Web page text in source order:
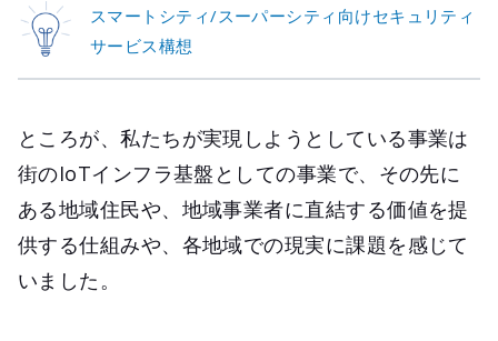
スマートシティ/スーパーシティ向けセキュリティ
サービス構想
ところが、私たちが実現しようとしている事業は
街のIoTインフラ基盤としての事業で、その先に
ある地域住民や、地域事業者に直結する価値を提
供する仕組みや、各地域での現実に課題を感じて
いました。